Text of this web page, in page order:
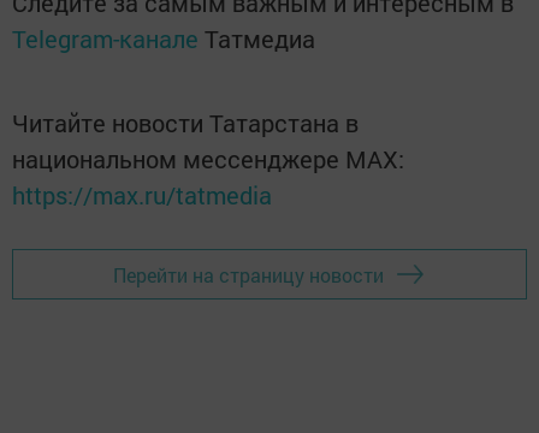
Telegram-канале Татмедиа
Читайте новости Татарстана в
национальном мессенджере MАХ:
https://max.ru/tatmedia
Перейти на страницу новости